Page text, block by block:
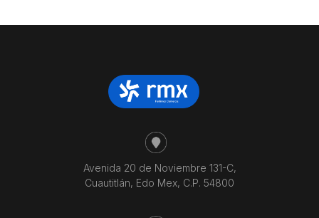
Avenida 20 de Noviembre 131-C,
Cuautitlán, Edo Mex, C.P. 54800